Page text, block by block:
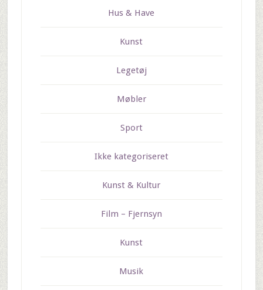
Hus & Have
Kunst
Legetøj
Møbler
Sport
Ikke kategoriseret
Kunst & Kultur
Film – Fjernsyn
Kunst
Musik